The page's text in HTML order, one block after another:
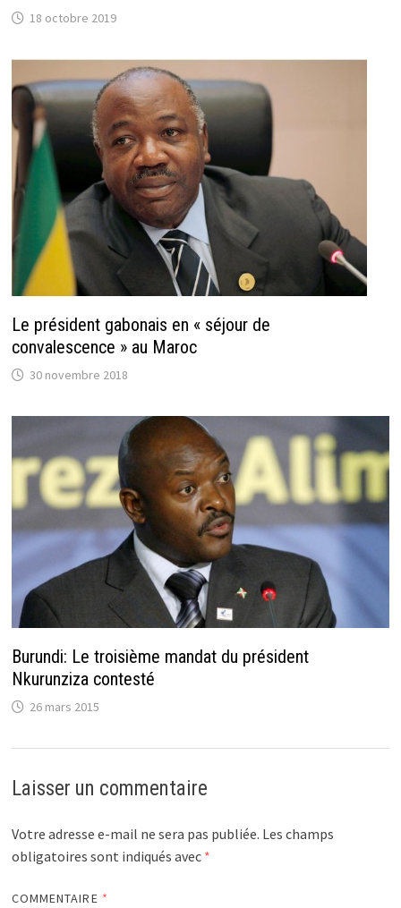
18 octobre 2019
Le président gabonais en « séjour de
convalescence » au Maroc
30 novembre 2018
Burundi: Le troisième mandat du président
Nkurunziza contesté
26 mars 2015
Laisser un commentaire
Votre adresse e-mail ne sera pas publiée. Les champs
obligatoires sont indiqués avec *
COMMENTAIRE *